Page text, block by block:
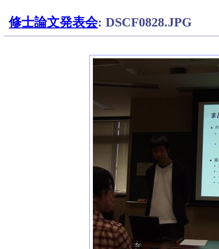
修士論文発表会: DSCF0828.JPG